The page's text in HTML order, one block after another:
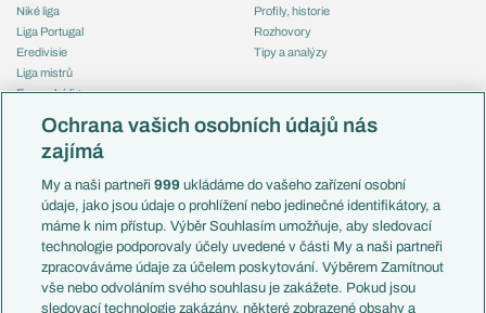
Niké liga
Liga Portugal
Eredivisie
Liga mistrů
Evropská liga
Mistrovství světa
Liga národů
Témata
Představení týmů MS
EuroSkauting
PL v kostce
Evropské koeficienty
Přestupy
Profily, historie
Rozhovory
Tipy a analýzy
Česko
Francie
Itálie
Německo
Španělsko
Argentina
Brazílie
Ochrana vašich osobních údajů nás
zajímá
My a naši partneři999 ukládáme do vašeho zařízení osobní
údaje, jako jsou údaje o prohlížení nebo jedinečné identifikátory, a
máme k nim přístup. Výběr Souhlasím umožňuje, aby sledovací
technologie podporovaly účely uvedené v části My a naši partneři
zpracováváme údaje za účelem poskytování. Výběrem Zamítnout
vše nebo odvoláním svého souhlasu je zakážete. Pokud jsou
sledovací technologie zakázány, některé zobrazené obsahy a